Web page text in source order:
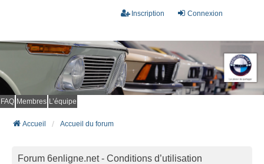
Connexion
Inscription
FAQ Membres L’équipe
Accueil Accueil du forum
Forum 6enligne.net - Conditions d’utilisation